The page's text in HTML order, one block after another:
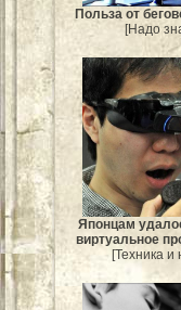
Польза от
[Надо
Японцам
виртуальное
[Техника и